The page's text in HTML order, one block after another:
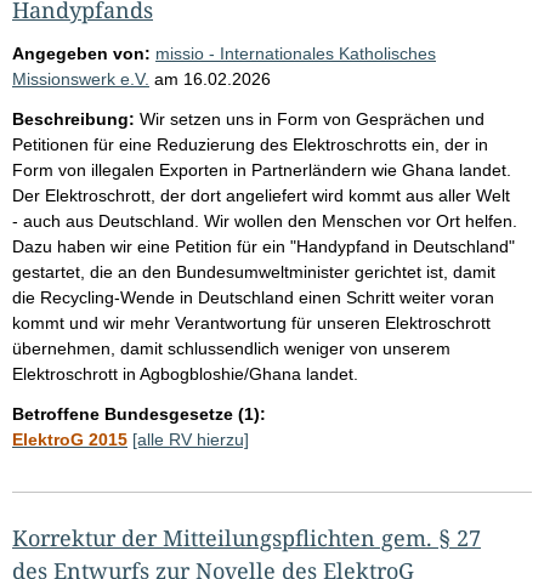
Handypfands
Angegeben von: missio - Internationales Katholisches
Missionswerk e.V. am 16.02.2026
Beschreibung: Wir setzen uns in Form von Gesprächen und
Petitionen für eine Reduzierung des Elektroschrotts ein, der in
Form von illegalen Exporten in Partnerländern wie Ghana landet.
Der Elektroschrott, der dort angeliefert wird kommt aus aller Welt
- auch aus Deutschland. Wir wollen den Menschen vor Ort helfen.
Dazu haben wir eine Petition für ein "Handypfand in Deutschland"
gestartet, die an den Bundesumweltminister gerichtet ist, damit
die Recycling-Wende in Deutschland einen Schritt weiter voran
kommt und wir mehr Verantwortung für unseren Elektroschrott
übernehmen, damit schlussendlich weniger von unserem
Elektroschrott in Agbogbloshie/Ghana landet.
Betroffene Bundesgesetze (1):
ElektroG 2015 [alle RV hierzu]
Korrektur der Mitteilungspflichten gem. § 27
des Entwurfs zur Novelle des ElektroG